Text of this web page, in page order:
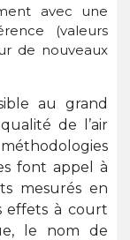
avec une
(valeurs
de nouveaux
au grand
de l’air
font appel à
mesurés en
effets à court
le nom de